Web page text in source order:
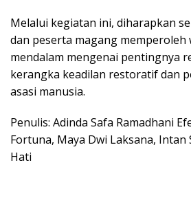
Melalui kegiatan ini, diharapkan
dan peserta magang memperoleh
mendalam mengenai pentingnya
kerangka keadilan restoratif dan
asasi manusia.
Penulis: Adinda Safa Ramadhani
Fortuna, Maya Dwi Laksana,
Hati